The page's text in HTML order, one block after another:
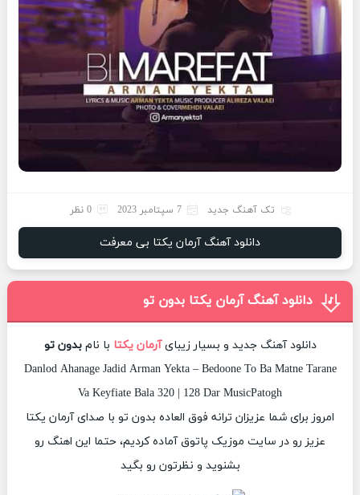
تک آهنگ جدید 7 سپتامبر 2023 0 نظر
دانلود آهنگ آرمان یکتا بی معرفت
دانلود آهنگ آرمان یکتا بدون تو
دانلود آهنگ جدید و بسیار زیبایآرمان یکتا با نامبدون تو
Danlod Ahanage Jadid Arman Yekta – Bedoone To Ba Matne Tarane
Va Keyfiate Bala 320 | 128 Dar MusicPatogh
امروز برای شما عزیزان ترانه فوق العاده بدون تو با صدای آرمان یکتا
عزیز رو در سایت موزیک پاتوق آماده کردیم، حتما این اهنگ رو
بشنوید و نظرتون رو بگید